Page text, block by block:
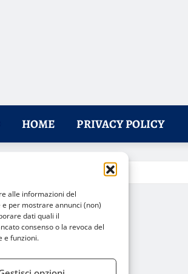
alle informazioni del
per mostrare annunci (non)
dati quali il
consenso o la revoca del
e funzioni.
HOME PRIVACY POLICY